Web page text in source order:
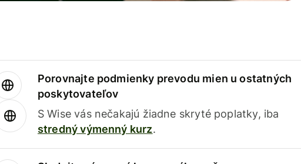
Porovnajte podmienky prevodu mien u ostatných
poskytovateľov
S Wise vás nečakajú žiadne skryté poplatky, iba
stredný výmenný kurz.